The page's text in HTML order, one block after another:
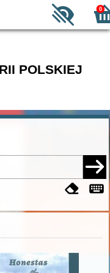
0
POLSKIEJ